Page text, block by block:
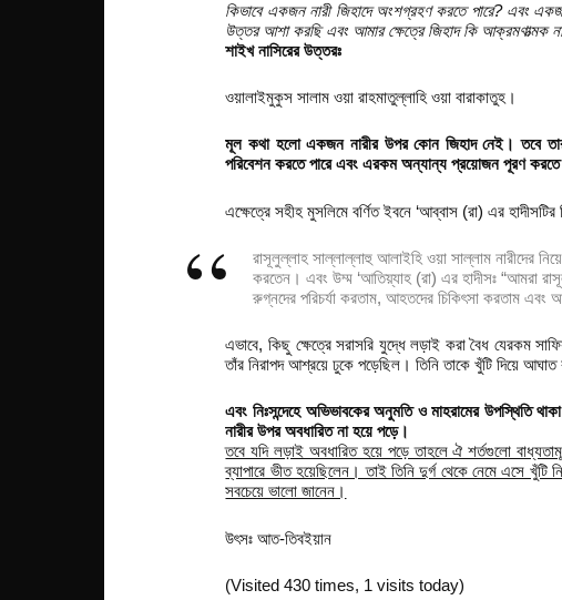
কিভাবে একজন নারী জিহাদে অংশগ্রহণ করতে পারে? এবং
উত্তর আশা করছি এবং আমার ক্ষেত্রে জিহাদ কি আক্রমণাত্মক
শাইখ নাসিরের উত্তরঃ
ওয়ালাইমুকুস সালাম ওয়া রাহমাতুল্লাহি ওয়া বারাকাতুহ।
মূল কথা হলো একজন নারীর উপর কোন জিহাদ নেই। তবে তার
পরিবেশন করতে পারে এবং এরকম অন্যান্য প্রয়োজন পূরণ করতে
এক্ষেত্রে সহীহ মুসলিমে বর্ণিত ইবনে ‘আব্বাস (রা) এর
রাসূলুল্লাহ সাল্লাল্লাহু আলাইহি ওয়া সাল্লাম নারীদের
করতেন। এবং উম্ম ‘আতিয়্যাহ (রা) এর হাদীসঃ “আমরা
রুগ্নদের পরিচর্যা করতাম, আহতদের চিকিৎসা করতাম
এভাবে, কিছু ক্ষেত্রে সরাসরি যুদ্ধে লড়াই করা বৈধ যেরকম
তাঁর নিরাপদ আশ্রয়ে ঢুকে পড়েছিল। তিনি তাকে খুঁটি দিয়ে
এবং নিঃসন্দেহে অভিভাবকের অনুমতি ও মাহরামের উপস্থিতি
নারীর উপর অবধারিত না হয়ে পড়ে।
তবে যদি লড়াই অবধারিত হয়ে পড়ে তাহলে ঐ শর্তগুলো
ব্যাপারে ভীত হয়েছিলেন। তাই তিনি দুর্গ থেকে নেমে এসে
সবচেয়ে ভালো জানেন।
উৎসঃ আত-তিবইয়ান
(Visited 430 times, 1 visits today)